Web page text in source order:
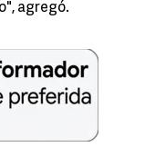
agregó.